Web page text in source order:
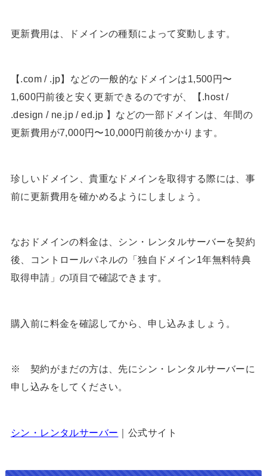
更新費用は、ドメインの種類によって変動します。
【.com / .jp】などの一般的なドメインは1,500円〜
1,600円前後と安く更新できるのですが、【.host /
.design / ne.jp / ed.jp 】などの一部ドメインは、年間の
更新費用が7,000円〜10,000円前後かかります。
珍しいドメイン、貴重なドメインを取得する際には、事
前に更新費用を確かめるようにしましょう。
なおドメインの料金は、シン・レンタルサーバーを契約
後、コントロールパネルの「独自ドメイン1年無料特典
取得申請」の項目で確認できます。
購入前に料金を確認してから、申し込みましょう。
※ 契約がまだの方は、先にシン・レンタルサーバーに
申し込みをしてください。
シン・レンタルサーバー ｜公式サイト